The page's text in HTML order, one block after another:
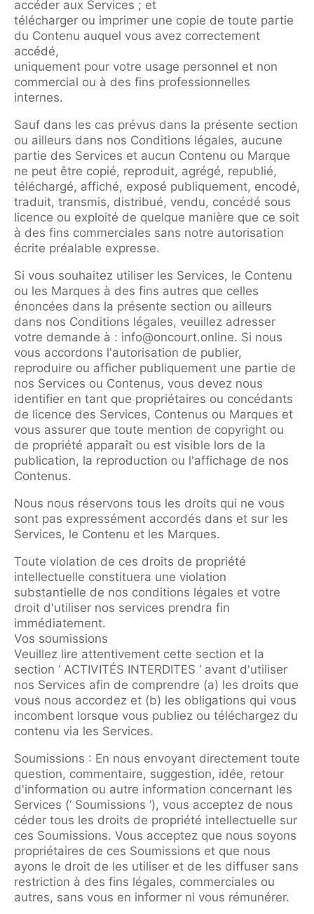
accéder aux Services ; et
télécharger ou imprimer une copie de toute partie
du Contenu auquel vous avez correctement
accédé,
uniquement pour votre usage personnel et non
commercial ou à des fins professionnelles
internes.
Sauf dans les cas prévus dans la présente section
ou ailleurs dans nos Conditions légales, aucune
partie des Services et aucun Contenu ou Marque
ne peut être copié, reproduit, agrégé, republié,
téléchargé, affiché, exposé publiquement, encodé,
traduit, transmis, distribué, vendu, concédé sous
licence ou exploité de quelque manière que ce soit
à des fins commerciales sans notre autorisation
écrite préalable expresse.
Si vous souhaitez utiliser les Services, le Contenu
ou les Marques à des fins autres que celles
énoncées dans la présente section ou ailleurs
dans nos Conditions légales, veuillez adresser
votre demande à : info@oncourt.online. Si nous
vous accordons l'autorisation de publier,
reproduire ou afficher publiquement une partie de
nos Services ou Contenus, vous devez nous
identifier en tant que propriétaires ou concédants
de licence des Services, Contenus ou Marques et
vous assurer que toute mention de copyright ou
de propriété apparaît ou est visible lors de la
publication, la reproduction ou l'affichage de nos
Contenus.
Nous nous réservons tous les droits qui ne vous
sont pas expressément accordés dans et sur les
Services, le Contenu et les Marques.
Toute violation de ces droits de propriété
intellectuelle constituera une violation
substantielle de nos conditions légales et votre
droit d'utiliser nos services prendra fin
immédiatement.
Vos soumissions
Veuillez lire attentivement cette section et la
section ‘ ACTIVITÉS INTERDITES ‘ avant d'utiliser
nos Services afin de comprendre (a) les droits que
vous nous accordez et (b) les obligations qui vous
incombent lorsque vous publiez ou téléchargez du
contenu via les Services.
Soumissions : En nous envoyant directement toute
question, commentaire, suggestion, idée, retour
d'information ou autre information concernant les
Services (‘ Soumissions ’), vous acceptez de nous
céder tous les droits de propriété intellectuelle sur
ces Soumissions. Vous acceptez que nous soyons
propriétaires de ces Soumissions et que nous
ayons le droit de les utiliser et de les diffuser sans
restriction à des fins légales, commerciales ou
autres, sans vous en informer ni vous rémunérer.